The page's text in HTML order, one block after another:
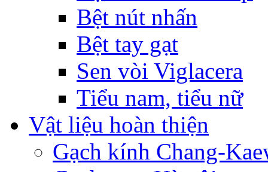
Bệt nút nhấn
Bệt tay gạt
Sen vòi Viglacera
Tiểu nam, tiểu nữ
Vật liệu hoàn thiện
Gạch kính Chang-